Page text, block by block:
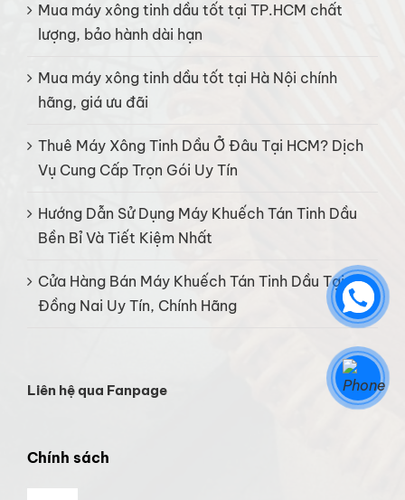
Mua máy xông tinh dầu tốt tại TP.HCM chất
lượng, bảo hành dài hạn
Mua máy xông tinh dầu tốt tại Hà Nội chính
hãng, giá ưu đãi
Thuê Máy Xông Tinh Dầu Ở Đâu Tại HCM? Dịch
Vụ Cung Cấp Trọn Gói Uy Tín
Hướng Dẫn Sử Dụng Máy Khuếch Tán Tinh Dầu
Bền Bỉ Và Tiết Kiệm Nhất
Cửa Hàng Bán Máy Khuếch Tán Tinh Dầu Tại
Đồng Nai Uy Tín, Chính Hãng
Liên hệ qua Fanpage
Chính sách